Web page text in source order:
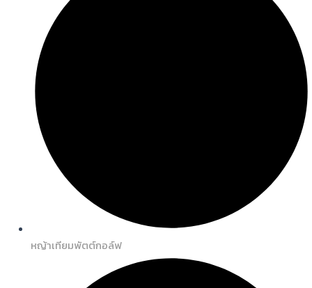
หญ้าเทียมพัตต์กอล์ฟ